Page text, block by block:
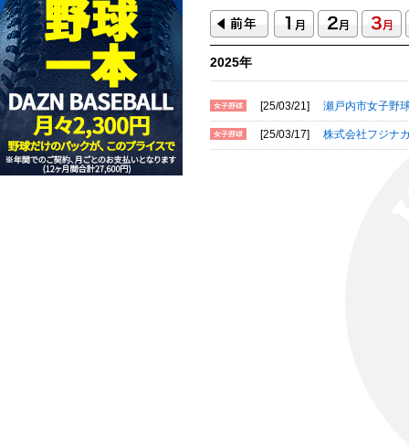
2025年
[25/03/21] 瀬戸内市女子野
[25/03/17] 株式会社フジナ